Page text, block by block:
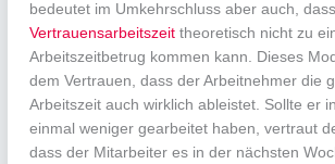
bedeutet im Umkehrschluss aber auch,
Vertrauensarbeitszeit theoretisch nicht zu
Arbeitszeitbetrug kommen kann. Dieses
dem Vertrauen, dass der Arbeitnehmer die
Arbeitszeit auch wirklich ableistet. Sollte er
einmal weniger gearbeitet haben, vertraut
dass der Mitarbeiter es in der nächsten